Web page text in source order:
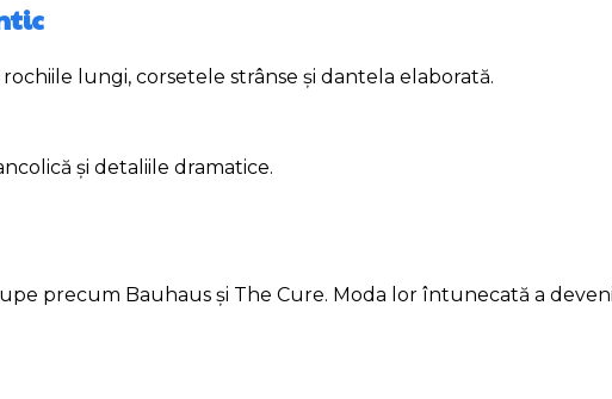
lungi, corsetele strânse și dantela elaborată.
și detaliile dramatice.
precum Bauhaus și The Cure. Moda lor întunecată a